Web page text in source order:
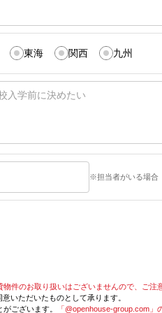
東海 関西 九州
※担当者がいる場合
物件のお取り扱いはございませんので、ご注
意いただいたものとして承ります。
ございます。
「@openhouse-group.com」